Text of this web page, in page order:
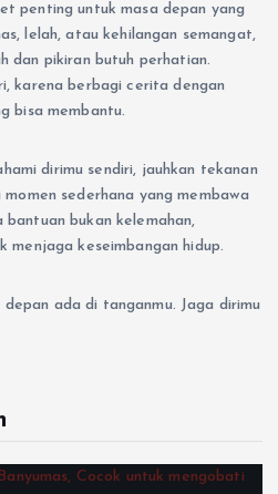
penting untuk masa depan yang
lelah, atau kehilangan semangat,
dan pikiran butuh perhatian.
karena berbagi cerita dengan
bisa membantu.
dirimu sendiri, jauhkan tekanan
sederhana yang membawa
bukan kelemahan,
menjaga keseimbangan hidup.
ada di tanganmu. Jaga dirimu